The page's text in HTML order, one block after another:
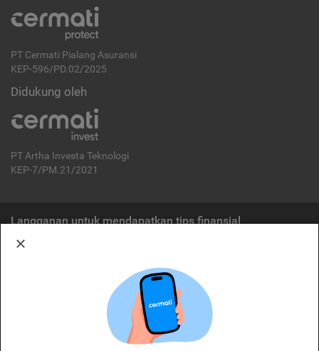
PT Cermati Pialang Asuransi
KEP-596/PD.02/2025
Didukung oleh
PT Artha Investa Teknologi
KEP-7/PM.21/2021
Langganan untuk mendapatkan tips finansial
Cermati merupakan penyelenggara agregasi jasa keuangan yang terdaftar di
OJK. Oleh karena itu, produk dan/atau layanan jasa keuangan yang
ditawarkan bukan merupakan produk dan/atau layanan jasa keuangan yang
diterbitkan oleh Cermati dan Cermati tidak bertanggung jawab atas tuntutan